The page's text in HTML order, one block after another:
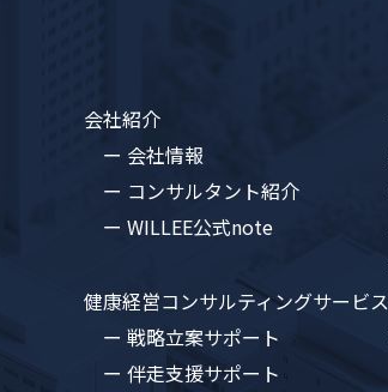
会社紹介
ー 会社情報
ー コンサルタント紹介
ー WILLEE公式note
健康経営コンサルティングサービス
ー 戦略立案サポート
ー 伴走支援サポート